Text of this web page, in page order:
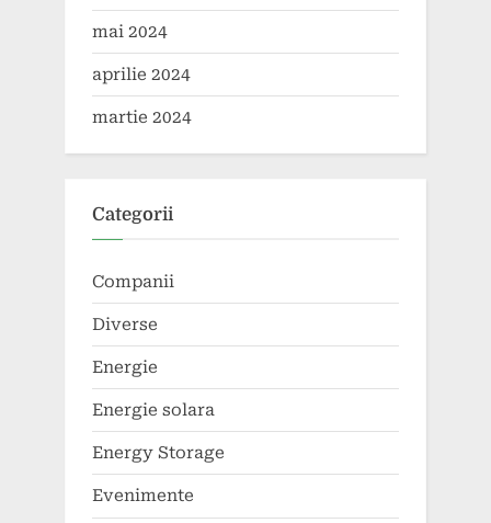
mai 2024
aprilie 2024
martie 2024
Categorii
Companii
Diverse
Energie
Energie solara
Energy Storage
Evenimente